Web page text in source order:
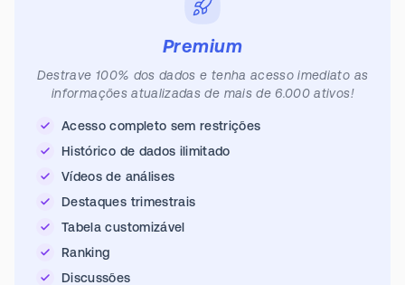
Premium
Destrave 100% dos dados e tenha acesso imediato as
informações atualizadas de mais de 6.000 ativos!
Acesso completo sem restrições
Histórico de dados ilimitado
Vídeos de análises
Destaques trimestrais
Tabela customizável
Ranking
Discussões